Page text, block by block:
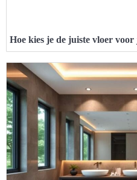
Hoe kies je de juiste vloer